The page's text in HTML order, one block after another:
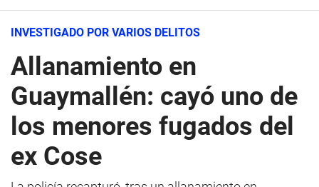
INVESTIGADO POR VARIOS DELITOS
Allanamiento en
Guaymallén: cayó uno de
los menores fugados del
ex Cose